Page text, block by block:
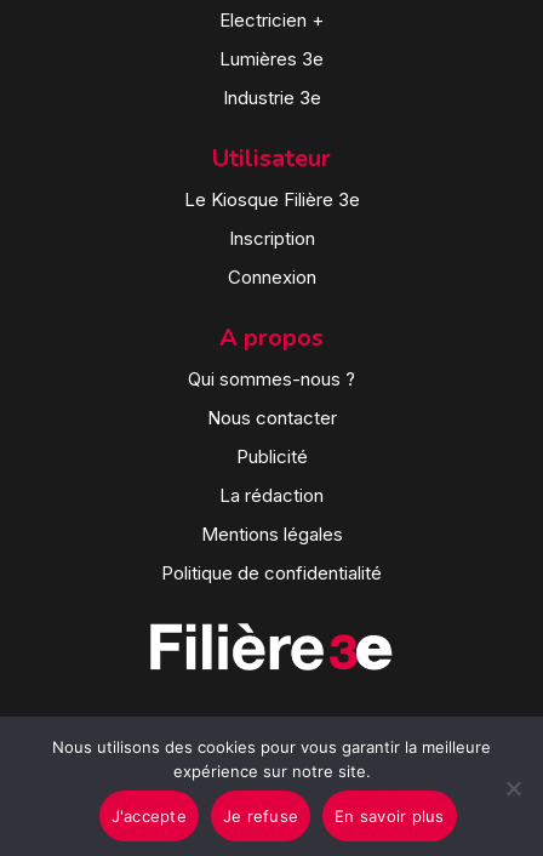
Electricien +
Lumières 3e
Industrie 3e
Utilisateur
Le Kiosque Filière 3e
Inscription
Connexion
A propos
Qui sommes-nous ?
Nous contacter
Publicité
La rédaction
Mentions légales
Politique de confidentialité
Nous utilisons des cookies pour vous garantir la meilleure
expérience sur notre site.
J'accepte Je refuse En savoir plus